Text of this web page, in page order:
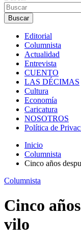
Buscar
Editorial
Columnista
Actualidad
Entrevista
CUENTO
LAS DÉCIMAS
Cultura
Economía
Caricatura
NOSOTROS
Política de
Inicio
Columnista
Cinco años
Columnista
Cinco
vilo